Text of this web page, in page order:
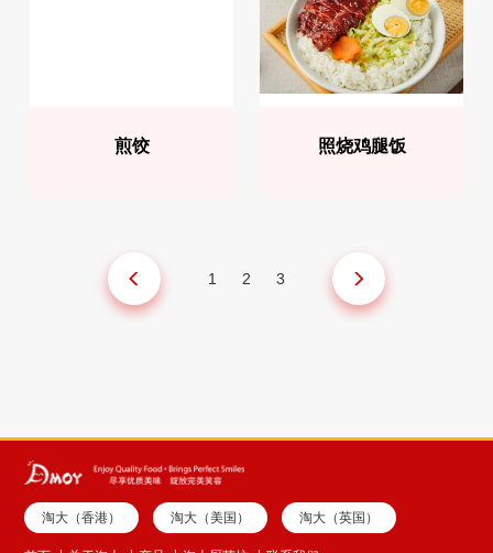
煎饺 照烧鸡腿饭
1 2 3
淘大（香港） 淘大（美国） 淘大（英国）